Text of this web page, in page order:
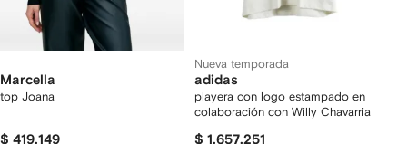
Marcella
top Joana
$ 419.149
Nueva temporada
adidas
playera con logo estampado en
colaboración con Willy Chavarria
$ 1.657.251